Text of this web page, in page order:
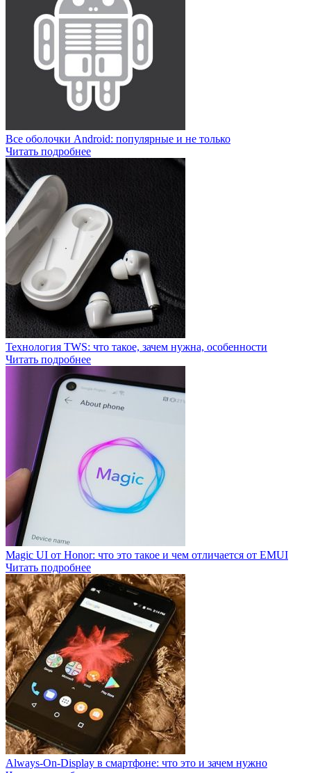
Все оболочки Android: популярные и не только
Читать подробнее
Технология TWS: что такое, зачем нужна, особенности
Читать подробнее
Magic UI от Honor: что это такое и чем отличается от EMUI
Читать подробнее
Always-On-Display в смартфоне: что это и зачем нужно